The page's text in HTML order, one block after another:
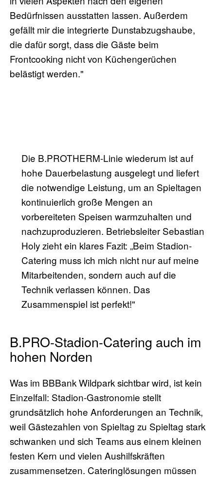
Bedürfnissen ausstatten lassen. Außerdem
gefällt mir die integrierte Dunstabzugshaube,
die dafür sorgt, dass die Gäste beim
Frontcooking nicht von Küchengerüchen
belästigt werden."
Die B.PROTHERM-Linie wiederum ist auf
hohe Dauerbelastung ausgelegt und liefert
die notwendige Leistung, um an Spieltagen
kontinuierlich große Mengen an
vorbereiteten Speisen warmzuhalten und
nachzuproduzieren. Betriebsleiter Sebastian
Holy zieht ein klares Fazit: „Beim Stadion-
Catering muss ich mich nicht nur auf meine
Mitarbeitenden, sondern auch auf die
Technik verlassen können. Das
Zusammenspiel ist perfekt!"
B.PRO-Stadion-Catering auch im
hohen Norden
Was im BBBank Wildpark sichtbar wird, ist kein
Einzelfall: Stadion-Gastronomie stellt
grundsätzlich hohe Anforderungen an Technik,
weil Gästezahlen von Spieltag zu Spieltag stark
schwanken und sich Teams aus einem kleinen
festen Kern und vielen Aushilfskräften
zusammensetzen. Cateringlösungen müssen